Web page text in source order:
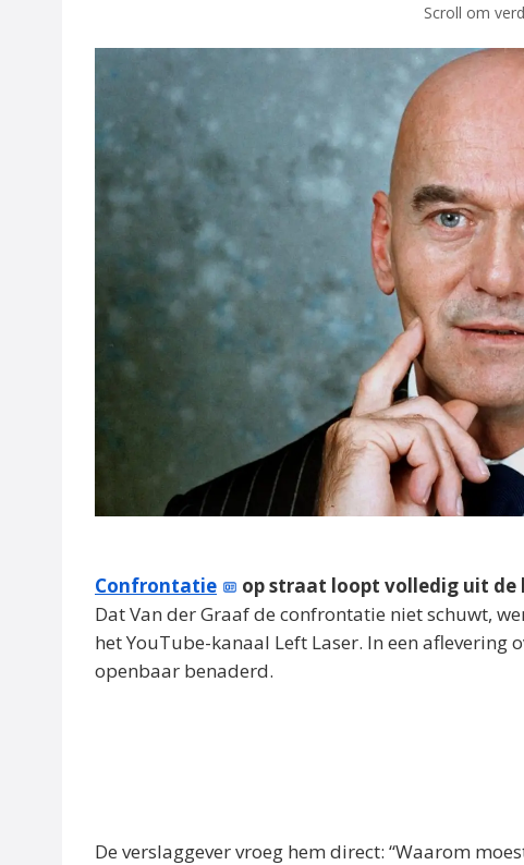
Scroll om
Confrontatie
op straat loopt volledig uit de
Dat Van der Graaf de confrontatie niet schuwt,
het YouTube-kanaal Left Laser. In een
openbaar benaderd.
De verslaggever vroeg hem direct: “Waarom